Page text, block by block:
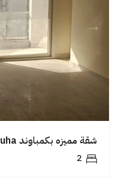
شقة مميزه بكمباوند 129m Grand View smouha
2